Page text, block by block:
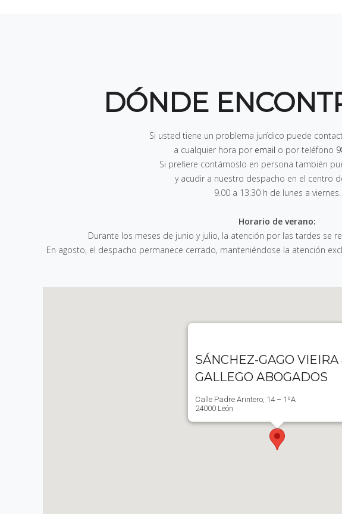
DÓNDE
Si usted tiene un problema jurídico puede
a cualquier hora por email o por teléfono
Si prefiere contárnoslo en persona también
y acudir a nuestro despacho en el centro
9.00 a 13.30 h de lunes a viernes.
Horario de verano:
Durante los meses de junio y julio, la atención por las tardes se
En agosto, el despacho permanece cerrado, manteniéndose la atención
SÁNCHEZ-GAGO VIEIRA
GALLEGO ABOGADOS
Calle Padre Arintero, 14 – 1ºA
24000 León